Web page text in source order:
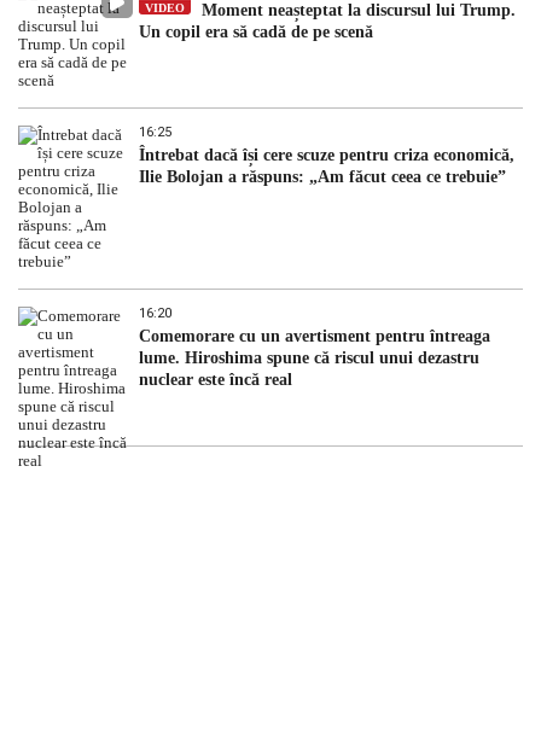
VIDEO
Moment neașteptat la discursul lui Trump.
Un copil era să cadă de pe scenă
16:25
Întrebat dacă își cere scuze pentru criza economică,
Ilie Bolojan a răspuns: „Am făcut ceea ce trebuie”
16:20
Comemorare cu un avertisment pentru întreaga
lume. Hiroshima spune că riscul unui dezastru
nuclear este încă real